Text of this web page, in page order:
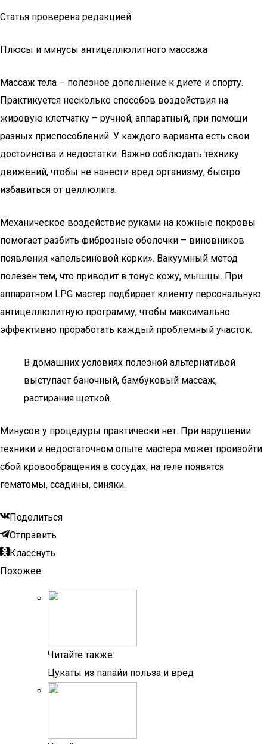
Статья проверена редакцией
Плюсы и минусы антицеллюлитного массажа
Массаж тела – полезное дополнение к диете и спорту.
Практикуется несколько способов воздействия на
жировую клетчатку – ручной, аппаратный, при помощи
разных приспособлений. У каждого варианта есть свои
достоинства и недостатки. Важно соблюдать технику
движений, чтобы не нанести вред организму, быстро
избавиться от целлюлита.
Механическое воздействие руками на кожные покровы
помогает разбить фиброзные оболочки – виновников
появления «апельсиновой корки». Вакуумный метод
полезен тем, что приводит в тонус кожу, мышцы. При
аппаратном LPG мастер подбирает клиенту персональную
антицеллюлитную программу, чтобы максимально
эффективно проработать каждый проблемный участок.
В домашних условиях полезной альтернативой
выступает баночный, бамбуковый массаж,
растирания щеткой.
Минусов у процедуры практически нет. При нарушении
техники и недостаточном опыте мастера может произойти
сбой кровообращения в сосудах, на теле появятся
гематомы, ссадины, синяки.
Поделиться
Отправить
Класснуть
Похожее
Читайте также:
Цукаты из папайи польза и вред